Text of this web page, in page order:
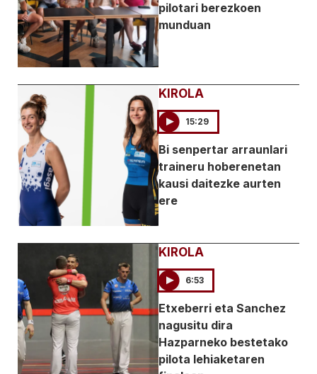
pilotari berezkoen
munduan
KIROLA
15:29
Bi senpertar arraunlari
traineru hoberenetan
kausi daitezke aurten
ere
KIROLA
6:53
Etxeberri eta Sanchez
nagusitu dira
Hazparneko bestetako
pilota lehiaketaren